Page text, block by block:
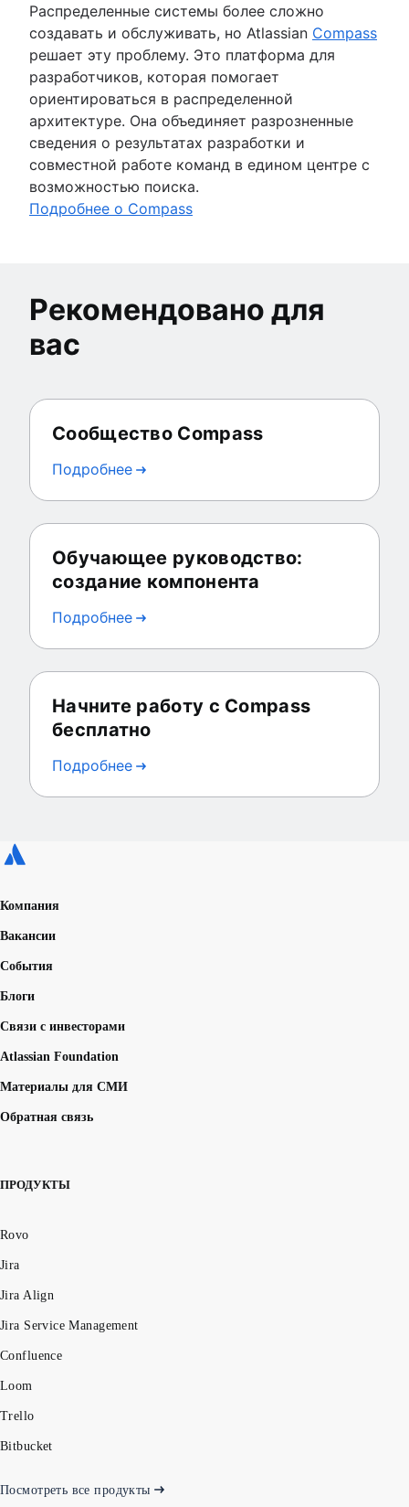
Распределенные системы более сложно
создавать и обслуживать, но Atlassian Compass
решает эту проблему. Это платформа для
разработчиков, которая помогает
ориентироваться в распределенной
архитектуре. Она объединяет разрозненные
сведения о результатах разработки и
совместной работе команд в едином центре с
возможностью поиска.
Подробнее о Compass
Рекомендовано для
вас
Сообщество Compass
Подробнее
Обучающее руководство:
создание компонента
Подробнее
Начните работу с Compass
бесплатно
Подробнее
Компания
Вакансии
События
Блоги
Связи с инвесторами
Atlassian Foundation
Материалы для СМИ
Обратная связь
ПРОДУКТЫ
Rovo
Jira
Jira Align
Jira Service Management
Confluence
Loom
Trello
Bitbucket
Посмотреть все продукты